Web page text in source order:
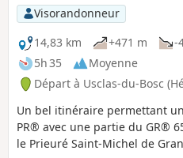
Visorandonneur
14,83 km
+471 m
-
5h 35
Moyenne
Départ à Usclas-du-Bosc
Un bel itinéraire permettant
PR® avec une partie du GR®
le Prieuré Saint-Michel de